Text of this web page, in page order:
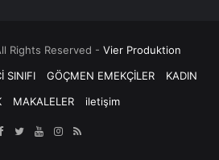
Rights Reserved - Vier Produktion
SINIFI GÖÇMEN EMEKÇİLER
KADIN
MAKALELER iletişim